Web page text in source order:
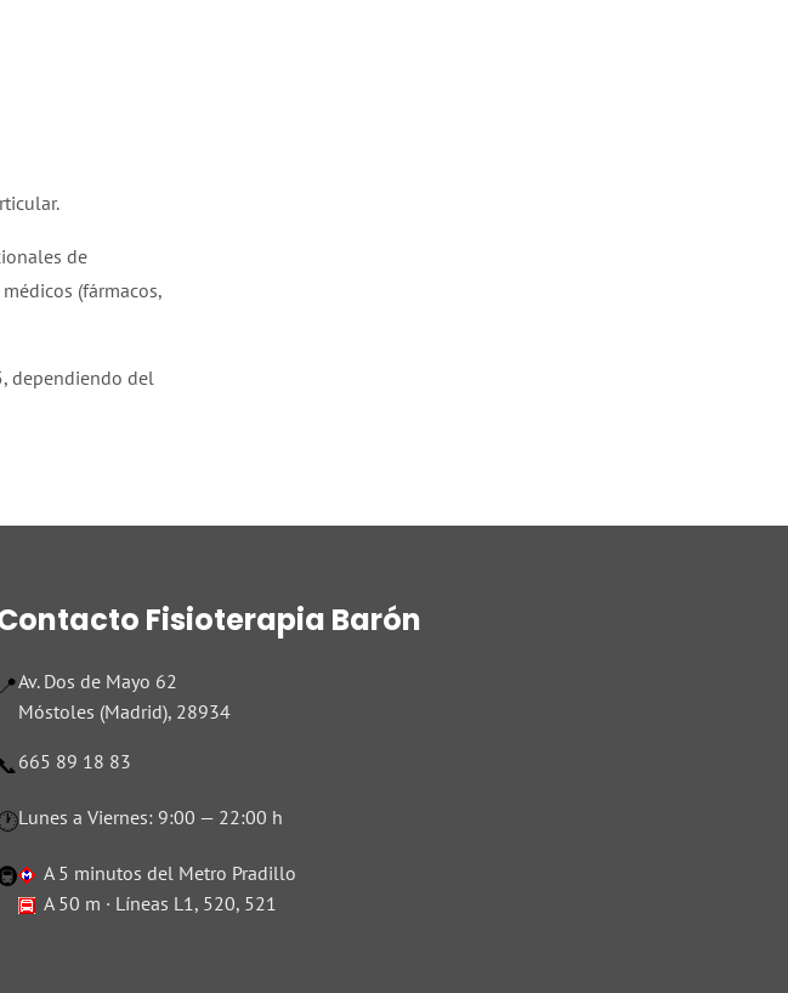
de
(fármacos,
dependiendo del
Fisioterapia Barón
📍Av. Dos de Mayo 62
Móstoles (Madrid), 28934
📞665 89 18 83
Lunes a Viernes: 9:00 — 22:00 h
A 5 minutos del Metro Pradillo
A 50 m · Líneas L1, 520, 521